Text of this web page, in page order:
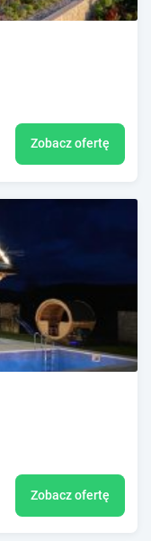
Zobacz ofertę
Zobacz ofertę